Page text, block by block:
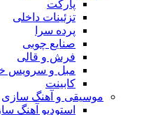
پارکت
تزئینات داخلی
پرده سرا
صنایع چوبی
فرش و قالی
مبل و سرويس
کابینت
موسیقی و آهنگ سازی
استودیو آهنگ